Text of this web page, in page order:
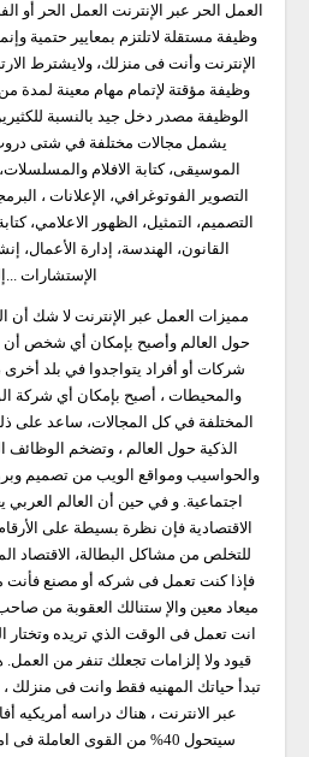
العمل الحر عبر الإنترنت العمل الحر أو
وظيفة مستقلة لاتلتزم بمعايير حتمية
الإنترنت وأنت فى منزلك، ولايشترط
وظيفة مؤقتة لإتمام مهام معينة لمدة
الوظيفة مصدر دخل جيد بالنسبة
يشمل مجالات مختلفة في شتى دروب
الموسيقى، كتابة الافلام
التصوير الفوتوغرافي، الإعلانات ،
التصميم، التمثيل، الظهور الاعلامي،
القانون، الهندسة، إدارة الأعمال،
الإستشارات
مميزات العمل عبر الإنترنت لا شك أن
حول العالم وأصبح بإمكان أي شخص أن
شركات أو أفراد يتواجدوا في بلد أخرى
والمحيطات ، أصبح بإمكان أي شركة
المختلفة في كل المجالات، ساعد على
الذكية حول العالم ، وتضخم الوظائف
والحواسيب ومواقع الويب من تصميم
اجتماعية. و في حين أن العالم
الاقتصادية فإن نظرة بسيطة على
للتخلص من مشاكل البطالة، الاقتصاد
فإذا كنت تعمل فى شركه أو مصنع
ميعاد معين والإ ستنالك العقوبة من
انت تعمل فى الوقت الذي تريده وتختار
قيود ولا إلزامات تجعلك تنفر من العمل.
تبدأ حياتك المهنيه فقط وانت فى منزلك
سيتحول 40% من القوى العاملة